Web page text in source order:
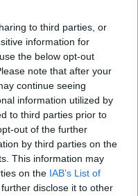
to third parties, or
information for
the below opt-out
note that after your
continue seeing
information utilized by
to third parties prior to
out of the further
by third parties on the
This information may
on the IAB’s List of
disclose it to other
le tue foto
numero +39
reale?
telegram di